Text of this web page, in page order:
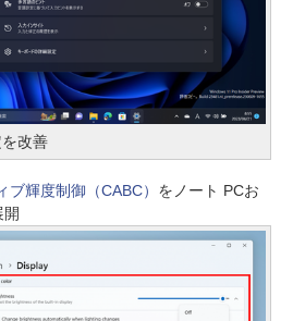
改善
輝度制御（CABC） をノート PCお
開